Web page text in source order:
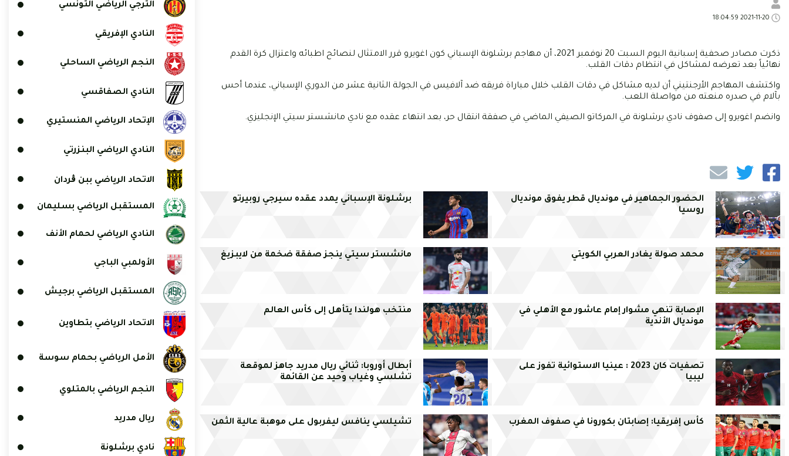
ذكرت مصادر صحفية إسبانية اليوم السبت 20 نوفمبر 2021، أن مهاجم برشلونة الإسباني كون اغويرو قرر الامتثال لنصائح اطبائه واعتزال كرة القدم
نهائياً بعد تعرضه لمشاكل في انتظام دقات القلب.
واكتشف المهاجم الأرجنتيني أن لديه مشاكل في دقات القلب خلال مباراة فريقه ضد آلافيس في الجولة الثانية عشر من الدوري الإسباني، عندما أحس
بآلام في صدره منعته من مواصلة اللعب.
وانضم اغويرو إلى صفوف نادي برشلونة في المركاتو الصيفي الماضي في صفقة انتقال حر، بعد انتهاء عقده مع نادي مانشستر سيتي الإنجليزي.
الحضور الجماهير في مونديال قطر يفوق مونديال
روسيا
برشلونة الإسباني يمدد عقده سيرجي روبيرتو
محمد صولة يغادر العربي الكويتي مانشستر سيتي ينجز صفقة ضخمة من لايبزيغ
الإصابة تنهي مشوار إمام عاشور مع الأهلي في
مونديال الأندية
منتخب هولندا يتأهل إلى كأس العالم
تصفيات كان 2023 : عينيا الاستوائية تفوز على
ليبيا
أبطال أوروبا: ثنائي ريال مدريد جاهز لموقعة
تشلسي وغياب وحيد عن القائمة
كأس إفريقيا: إصابتان بكورونا في صفوف المغرب تشيلسي ينافس ليفربول على موهبة عالية الثمن
الترجي الرياضي التونسي
النادي الإفريقي
النجم الرياضي الساحلي
النادي الصفاقسي
الإتحاد الرياضي المنستيري
النادي الرياضي البنزرتي
الاتحاد الرياضي ببن ڨردان
المستقبل الرياضي بسليمان
النادي الرياضي لحمام الأنف
الأولمبي الباجي
المستقبل الرياضي برجيش
الاتحاد الرياضي بتطاوين
الأمل الرياضي بحمام سوسة
النجم الرياضي بالمتلوي
ريال مدريد
نادي برشلونة